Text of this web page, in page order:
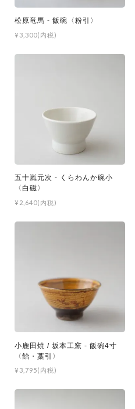
松原竜馬 - 飯碗〈粉引〉
¥3,300(内税)
五十嵐元次 - くらわんか碗小
〈白磁〉
¥2,640(内税)
小鹿田焼 / 坂本工窯 - 飯碗4寸
〈飴・藁引〉
¥3,795(内税)